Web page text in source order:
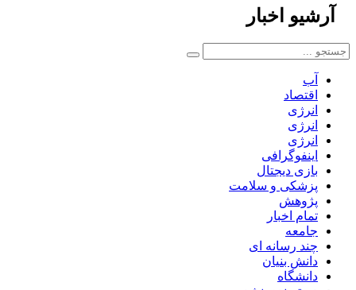
آرشیو اخبار
آب
اقتصاد
انرژی
انرژی
انرژی
اینفوگرافی
بازی دیجتال
پزشکی و سلامت
پژوهش
تمام اخبار
جامعه
چند رسانه ای
دانش بنیان
دانشگاه